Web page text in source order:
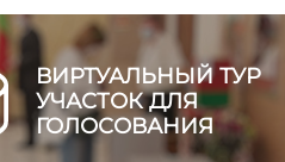
ВИРТУАЛЬНЫЙ ТУР
УЧАСТОК ДЛЯ
ГОЛОСОВАНИЯ